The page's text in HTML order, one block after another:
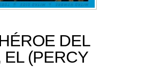
DEL
EL (PERCY